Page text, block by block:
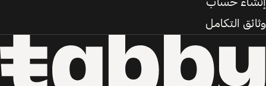
إنشاء حساب
وثائق التكامل